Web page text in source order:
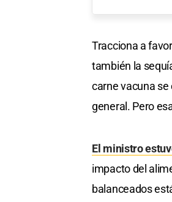
Tracciona a
también la
carne vacuna se
general. Pero
El ministro
impacto del
balanceados